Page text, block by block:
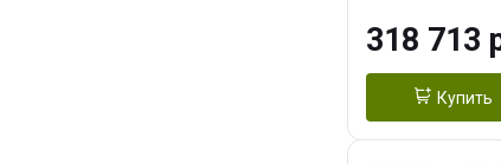
SSD)
318 713
Купить